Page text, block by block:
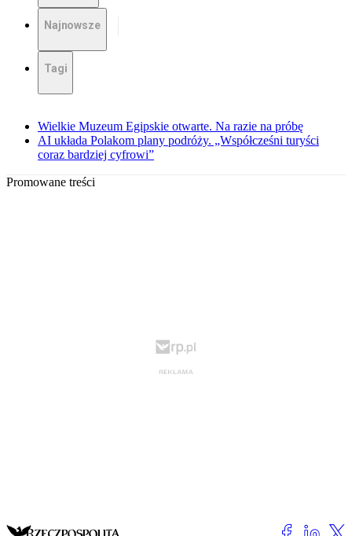
Najnowsze
Tagi
Wielkie Muzeum Egipskie otwarte. Na razie na próbę
AI układa Polakom plany podróży. „Współcześni turyści
coraz bardziej cyfrowi”
Promowane treści